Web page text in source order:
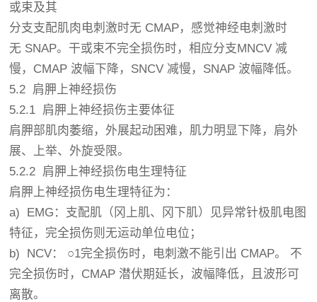
或束及其
分支支配肌肉电刺激时无 CMAP，感觉神经电刺激时
无 SNAP。干或束不完全损伤时，相应分支MNCV 减
慢，CMAP 波幅下降，SNCV 减慢，SNAP 波幅降低。
5.2 肩胛上神经损伤
5.2.1 肩胛上神经损伤主要体征
肩胛部肌肉萎缩，外展起动困难，肌力明显下降，肩外
展、上举、外旋受限。
5.2.2 肩胛上神经损伤电生理特征
肩胛上神经损伤电生理特征为：
a) EMG：支配肌（冈上肌、冈下肌）见异常针极肌电图
特征，完全损伤则无运动单位电位；
b) NCV： ○1完全损伤时，电刺激不能引出 CMAP。 不
完全损伤时，CMAP 潜伏期延长，波幅降低，且波形可
离散。